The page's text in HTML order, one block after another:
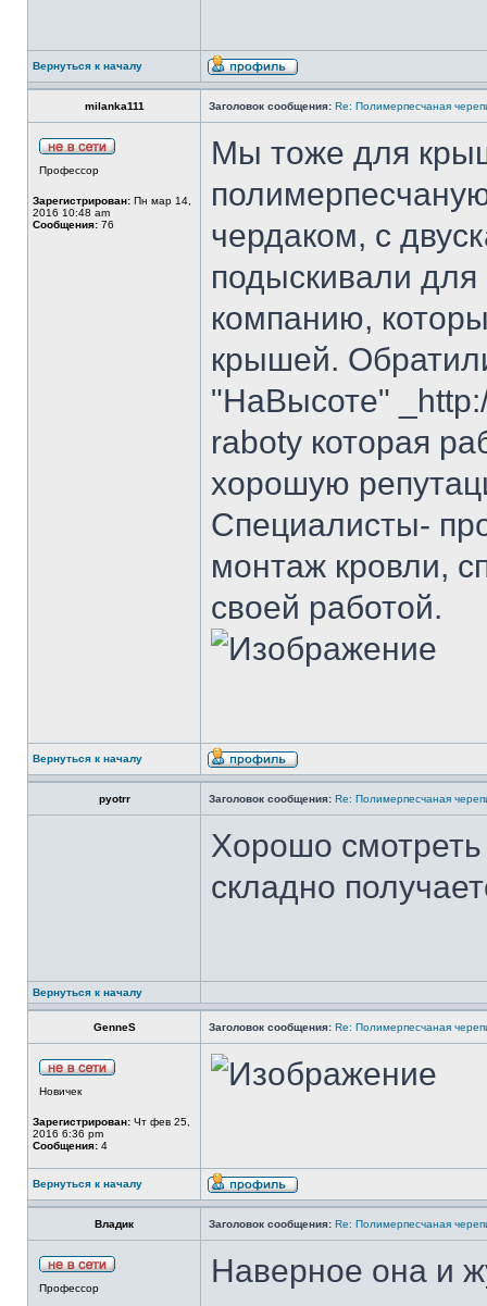
Вернуться к началу
milanka111 Заголовок сообщения: Re: Полимерпесчаная
Профессор
Зарегистрирован: Пн мар 14,
2016 10:48 am
Сообщения: 76
Мы тоже для
чердаком, с
подыскивали
компанию,
крышей.
"НаВысоте"
raboty которая
хорошую
Специалисты-
монтаж кровли,
своей работой.
Вернуться к началу
pyotrr Заголовок сообщения: Re: Полимерпесчаная
Хорошо смотреть
складно
Вернуться к началу
GenneS Заголовок сообщения: Re: Полимерпесчаная
Новичек
Зарегистрирован: Чт фев 25,
2016 6:36 pm
Сообщения: 4
Вернуться к началу
Владик Заголовок сообщения: Re: Полимерпесчаная
Профессор Наверное она и